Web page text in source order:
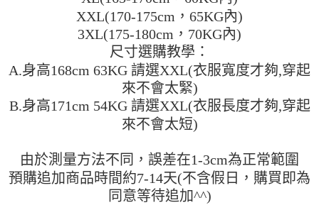
由本公司與您本人進行分期帳單所需資料之確認、核對及更正。
3.完整用戶服務條款，請詳閱以下連結：
https://oppay.tw/userRule
是否繳費成功／繳費後需取消欲退款等相關疑問，請聯繫「AFTEE先享後付
客戶支援中心」https://netprotections.freshdesk.com/support/home
１．透過由恩沛科技股份有限公司提供之「AFTEE先享後付」服務完成之交
易，需依本服務之必要範圍內提供個人資料，並將交易相關給付款項請求債
權轉讓予恩沛科技股份有限公司。
２．關於個人資料處理事宜，請瀏覽以下網址：
https://aftee.tw/terms/#terms3
３．未成年的使用者請事先徵得法定代理人或監護人之同意方可使用
「AFTEE先享後付」，若未經同意申辦者引起之損失，本公司不負相關責
４．使用「AFTEE先享後付」時，將依據個別帳號之用戶狀況，依本公司即
時審查核予不同之上限額度；若仍有額度不足之情形，本公司將視審查結果
請求用戶進行身份認證。
５．嚴禁一人註冊多個帳號或使用他人資訊註冊。若發現惡意使用之情形，
每筆NT$45，滿NT$499(含以上)免運費
每筆NT$70，滿NT$499(含以上)免運費
XXL(170-175cm，65KG內)
3XL(175-180cm，70KG內)
尺寸選購教學：
A.身高168cm 63KG 請選XXL(衣服寬度才夠,穿起
來不會太緊)
B.身高171cm 54KG 請選XXL(衣服長度才夠,穿起
來不會太短)
由於測量方法不同，誤差在1-3cm為正常範圍
預購追加商品時間約7-14天(不含假日，購買即為
同意等待追加^^)